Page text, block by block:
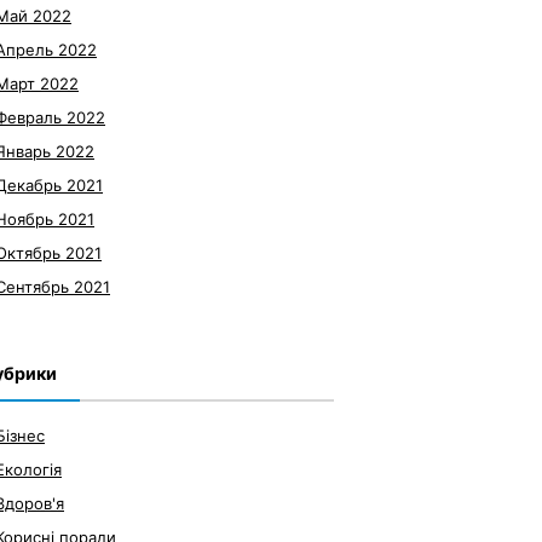
2022
2022
2022
2022
2022
2021
2021
2021
2021
поради